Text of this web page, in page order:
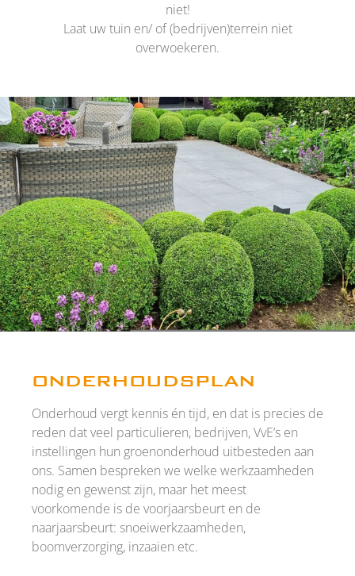
niet!
Laat uw tuin en/ of (bedrijven)terrein niet
overwoekeren.
onderhoudsplan
Onderhoud vergt kennis én tijd, en dat is precies de
reden dat veel particulieren, bedrijven, VvE’s en
instellingen hun groenonderhoud uitbesteden aan
ons. Samen bespreken we welke werkzaamheden
nodig en gewenst zijn, maar het meest
voorkomende is de voorjaarsbeurt en de
naarjaarsbeurt: snoeiwerkzaamheden,
boomverzorging, inzaaien etc.